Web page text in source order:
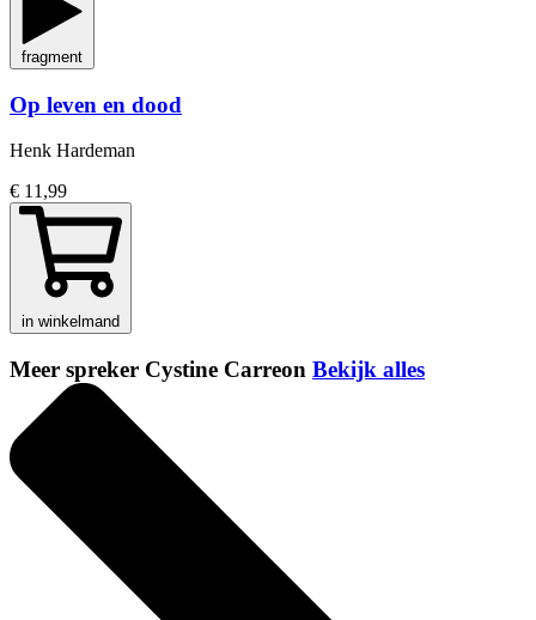
fragment
Op leven en dood
Henk Hardeman
€ 11,99
in winkelmand
Meer spreker Cystine Carreon Bekijk alles